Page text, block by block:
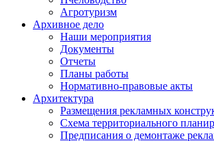
Агротуризм
Архивное дело
Наши мероприятия
Документы
Отчеты
Планы работы
Нормативно-правовые акты
Архитектура
Размещения рекламных
Схема территориального
Предписания о демонтаже